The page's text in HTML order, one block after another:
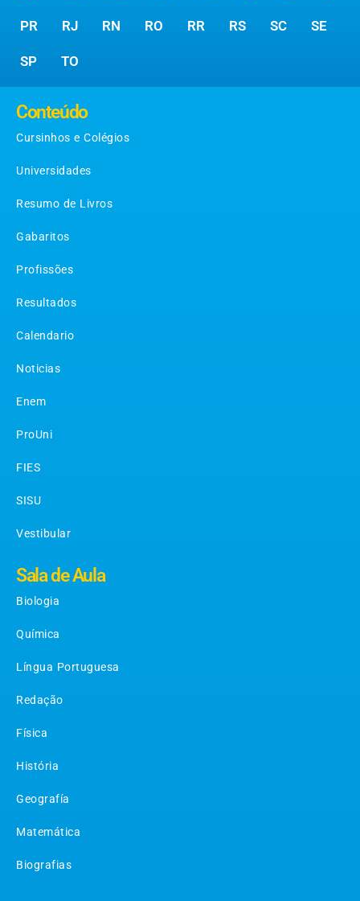
PR RJ RN RO RR RS SC SE
SP TO
Conteúdo
Cursinhos e Colégios
Universidades
Resumo de Livros
Gabaritos
Profissões
Resultados
Calendario
Noticias
Enem
ProUni
FIES
SISU
Vestibular
Sala de Aula
Biologia
Química
Língua Portuguesa
Redação
Física
História
Geografía
Matemática
Biografias